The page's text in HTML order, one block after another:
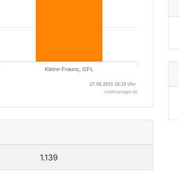
Kleine-Frauns, GFL
27.09.2015 18:19 Uhr
votemanager.de
1.139